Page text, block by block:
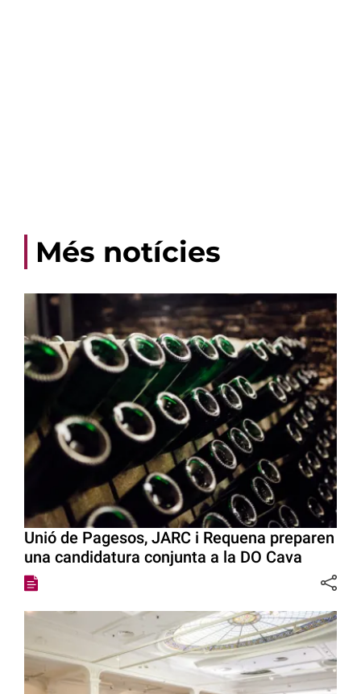
Més notícies
Unió de Pagesos, JARC i Requena preparen
una candidatura conjunta a la DO Cava